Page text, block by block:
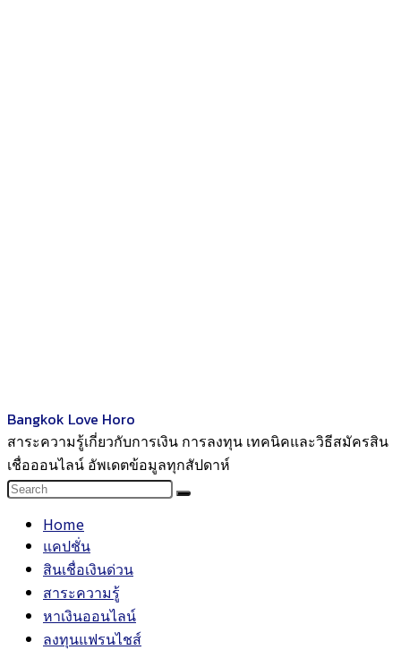
Bangkok Love Horo
สาระความรู้เกี่ยวกับการเงิน การลงทุน เทคนิคและวิธีสมัครสิน
เชื่อออนไลน์ อัพเดตข้อมูลทุกสัปดาห์
Home
แคปชั่น
สินเชื่อเงินด่วน
สาระความรู้
หาเงินออนไลน์
ลงทุนแฟรนไชส์